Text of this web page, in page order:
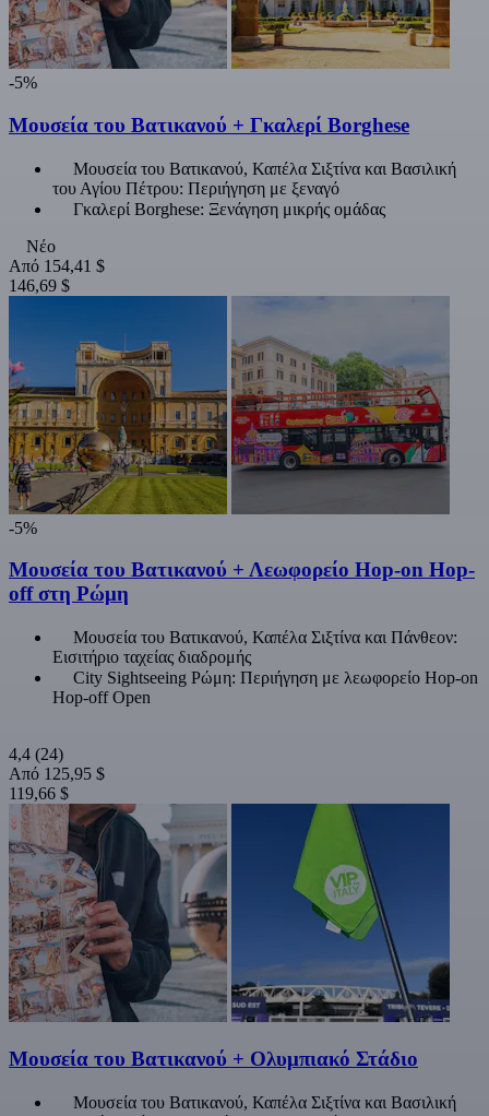
-5%
Μουσεία του Βατικανού + Γκαλερί Borghese
Μουσεία του Βατικανού, Καπέλα Σιξτίνα και Βασιλική
του Αγίου Πέτρου: Περιήγηση με ξεναγό
Γκαλερί Borghese: Ξενάγηση μικρής ομάδας
Νέο
Από 154,41 $
146,69 $
-5%
Μουσεία του Βατικανού + Λεωφορείο Hop-on Hop-
off στη Ρώμη
Μουσεία του Βατικανού, Καπέλα Σιξτίνα και Πάνθεον:
Εισιτήριο ταχείας διαδρομής
City Sightseeing Ρώμη: Περιήγηση με λεωφορείο Hop-on
Hop-off Open
4,4 (24)
Από 125,95 $
119,66 $
Μουσεία του Βατικανού + Ολυμπιακό Στάδιο
Μουσεία του Βατικανού, Καπέλα Σιξτίνα και Βασιλική